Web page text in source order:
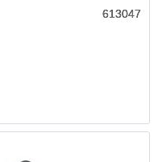
613047